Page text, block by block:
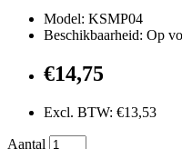
Model: KSMP04
Beschikbaarheid: Op
€14,75
Excl. BTW: €13,53
Aantal